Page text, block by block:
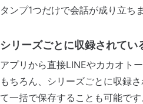
タンプ1つだけで会話が成り立ちま
シリーズごとに収録されてい
アプリから直接LINEやカカオト
もちろん、シリーズごとに収録
て一括で保存することも可能で